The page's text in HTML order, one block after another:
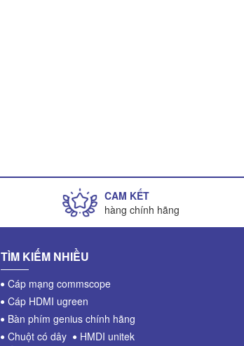
CAM KẾT
hàng chính hãng
TÌM KIẾM NHIỀU
Cáp mạng commscope
Cáp HDMI ugreen
Bàn phím genius chính hãng
Chuột có dây
HMDI unitek